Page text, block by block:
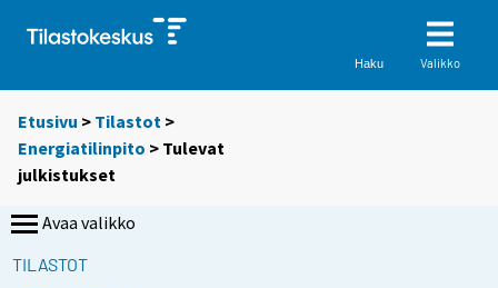
Haku Valikko
Etusivu > Tilastot >
Energiatilinpito > Tulevat
julkistukset
Avaa valikko
TILASTOT